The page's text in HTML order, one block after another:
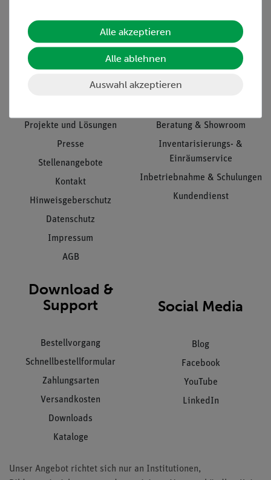
Informationen
Projekte und Lösungen
Presse
Stellenangebote
Kontakt
Hinweisgeberschutz
Datenschutz
Impressum
AGB
Service
Beratung & Showroom
Inventarisierungs- &
Einräumservice
Inbetriebnahme & Schulungen
Kundendienst
Download &
Support
Bestellvorgang
Schnellbestellformular
Zahlungsarten
Versandkosten
Downloads
Kataloge
Social Media
Blog
Facebook
YouTube
LinkedIn
Unser Angebot richtet sich nur an Institutionen,
Alle akzeptieren
Alle ablehnen
Auswahl akzeptieren